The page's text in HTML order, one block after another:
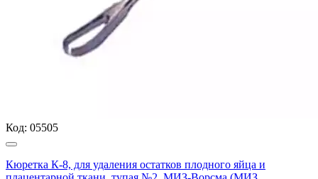
Код: 05505
Кюретка К-8, для удаления остатков плодного яйца и